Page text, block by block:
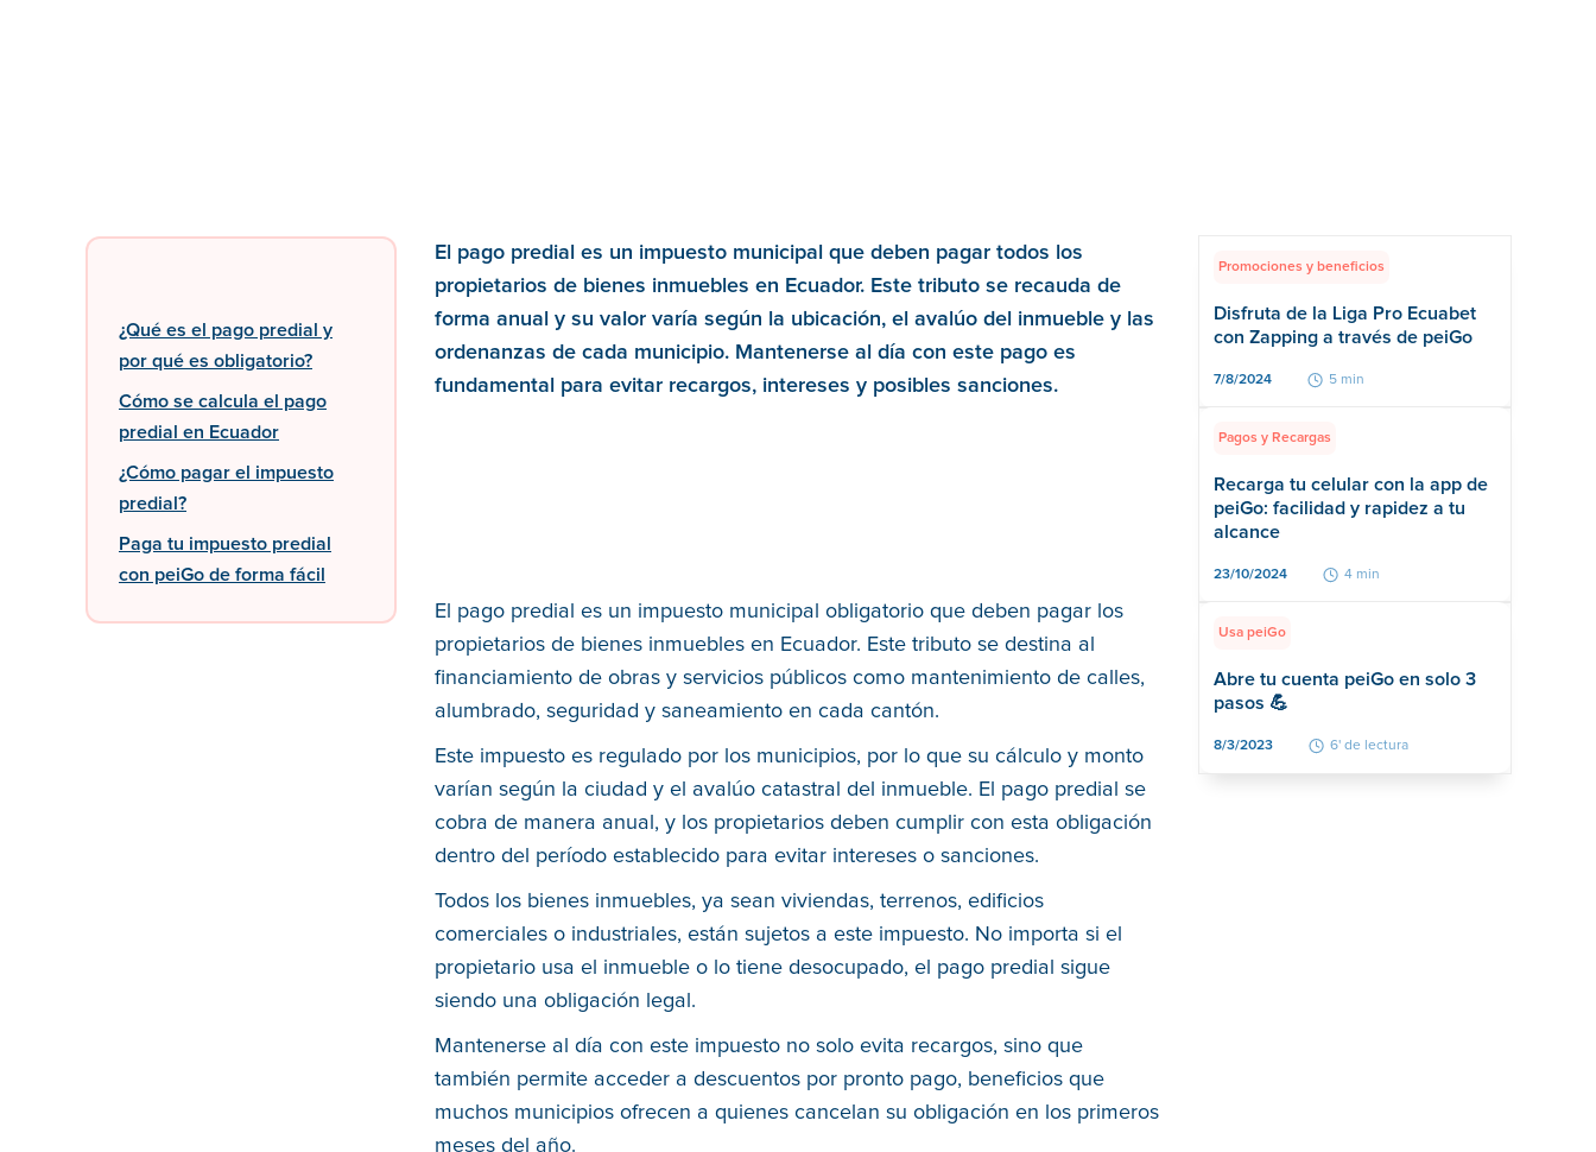
¿Qué es el pago predial y
por qué es obligatorio?
Cómo se calcula el pago
predial en Ecuador
¿Cómo pagar el impuesto
predial?
Paga tu impuesto predial
con peiGo de forma fácil
El pago predial es un impuesto municipal que deben pagar todos los
propietarios de bienes inmuebles en Ecuador. Este tributo se recauda de
forma anual y su valor varía según la ubicación, el avalúo del inmueble y las
ordenanzas de cada municipio. Mantenerse al día con este pago es
fundamental para evitar recargos, intereses y posibles sanciones.
El pago predial es un impuesto municipal obligatorio que deben pagar los
propietarios de bienes inmuebles en Ecuador. Este tributo se destina al
financiamiento de obras y servicios públicos como mantenimiento de calles,
alumbrado, seguridad y saneamiento en cada cantón.
Este impuesto es regulado por los municipios, por lo que su cálculo y monto
varían según la ciudad y el avalúo catastral del inmueble. El pago predial se
cobra de manera anual, y los propietarios deben cumplir con esta obligación
dentro del período establecido para evitar intereses o sanciones.
Todos los bienes inmuebles, ya sean viviendas, terrenos, edificios
comerciales o industriales, están sujetos a este impuesto. No importa si el
propietario usa el inmueble o lo tiene desocupado, el pago predial sigue
siendo una obligación legal.
Mantenerse al día con este impuesto no solo evita recargos, sino que
también permite acceder a descuentos por pronto pago, beneficios que
muchos municipios ofrecen a quienes cancelan su obligación en los primeros
meses del año.
Promociones y beneficios
Disfruta de la Liga Pro Ecuabet
con Zapping a través de peiGo
7/8/2024 5 min
Pagos y Recargas
Recarga tu celular con la app de
peiGo: facilidad y rapidez a tu
alcance
23/10/2024 4 min
Usa peiGo
Abre tu cuenta peiGo en solo 3
pasos 💪
8/3/2023 6' de lectura